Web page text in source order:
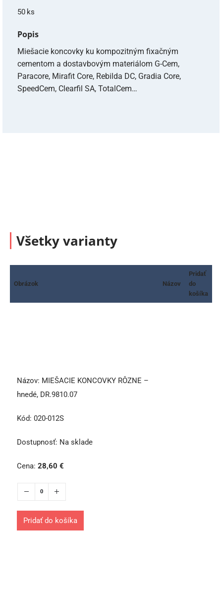
50 ks
Popis
Miešacie koncovky ku kompozitným fixačným
cementom a dostavbovým materiálom G-Cem,
Paracore, Mirafit Core, Rebilda DC, Gradia Core,
SpeedCem, Clearfil SA, TotalCem…
Všetky varianty
Obrázok Názov
Pridať
do
košíka
Názov: MIEŠACIE KONCOVKY RÔZNE –
hnedé, DR.9810.07
Kód: 020-012S
Dostupnosť: Na sklade
Cena: 28,60 €
Pridať do košíka